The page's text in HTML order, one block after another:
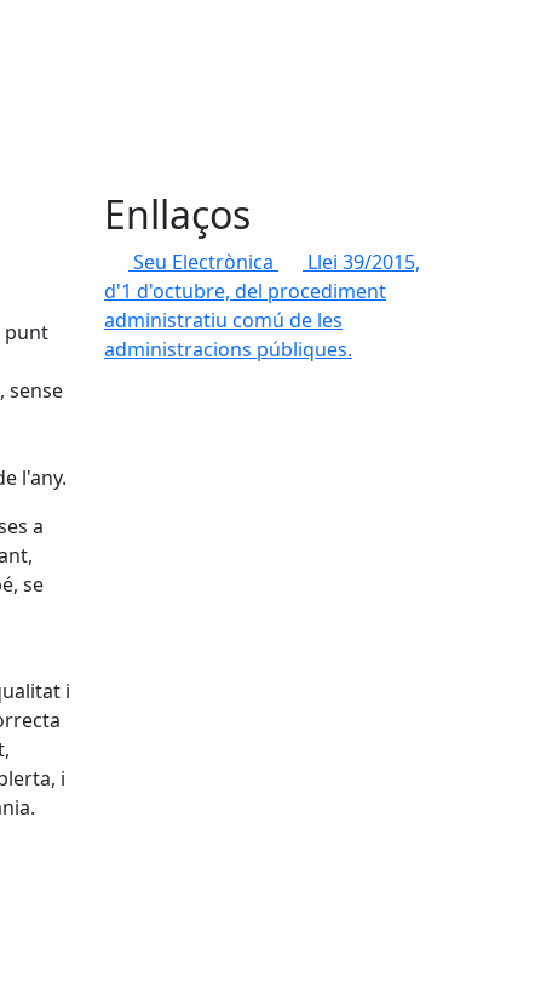
punt
sense
l'any.
a
se
i
i
Enllaços
Seu Electrònica
Llei 39/2015,
d'1 d'octubre, del procediment
administratiu comú de les
administracions públiques.